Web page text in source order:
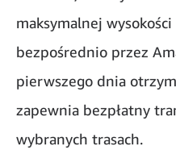
maksymalnej
bezpośrednio przez
pierwszego dnia
zapewnia bezpłatny
wybranych trasach.